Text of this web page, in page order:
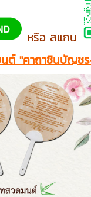
หรือ สแกน
ต์ "คาถาชินบัญชร